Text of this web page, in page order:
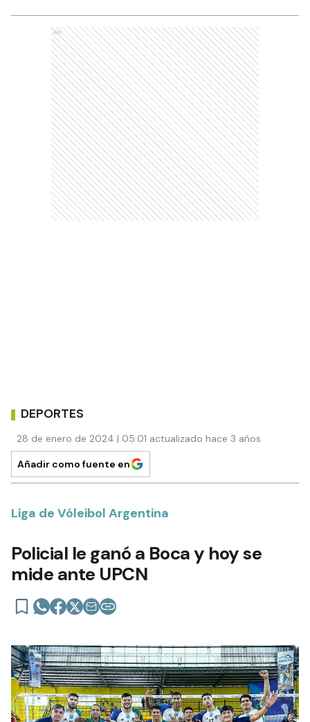
Ads
DEPORTES
28 de enero de 2024 | 05:01 actualizado hace 3 años
Añadir como fuente en
Liga de Vóleibol Argentina
Policial le ganó a Boca y hoy se
mide ante UPCN